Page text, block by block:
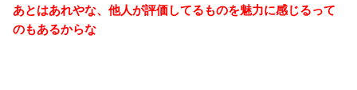
あとはあれやな、他人が評価してるものを魅力に感じるって
のもあるからな